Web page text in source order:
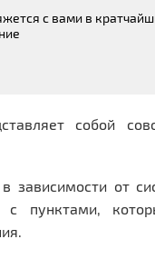
с вами в
собой
зависимости от
с пунктами,